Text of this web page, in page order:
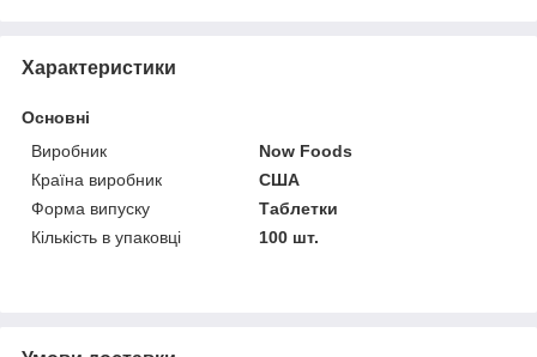
Характеристики
Основні
Виробник
Now Foods
Країна виробник
США
Форма випуску
Таблетки
Кількість в упаковці
100 шт.